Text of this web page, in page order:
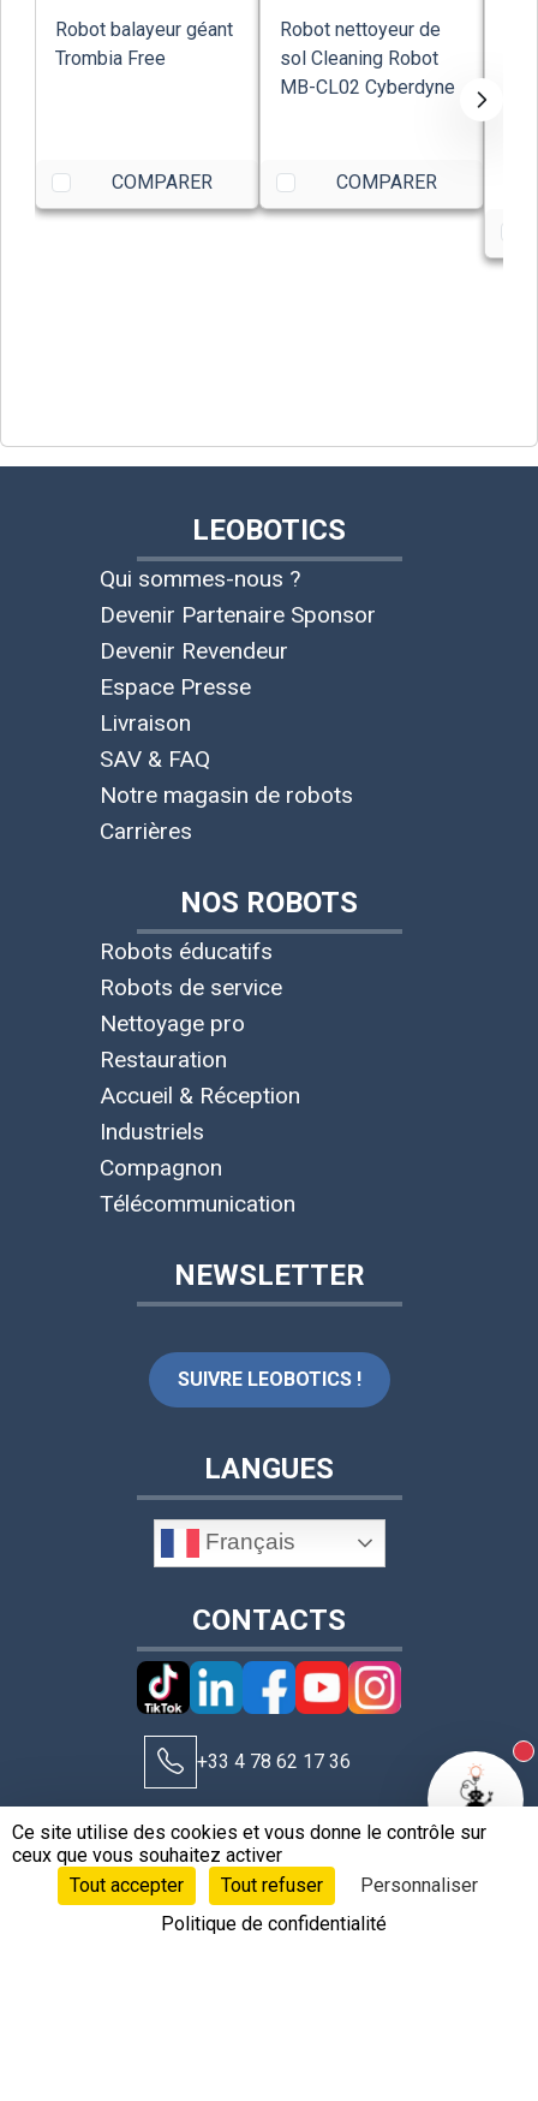
Robot balayeur géant
Trombia Free
COMPARER
Robot nettoyeur de
sol Cleaning Robot
MB-CL02 Cyberdyne
COMPARER
LEOBOTICS
Qui sommes-nous ?
Devenir Partenaire Sponsor
Devenir Revendeur
Espace Presse
Livraison
SAV & FAQ
Notre magasin de robots
Carrières
NOS ROBOTS
Robots éducatifs
Robots de service
Nettoyage pro
Restauration
Accueil & Réception
Industriels
Compagnon
Télécommunication
NEWSLETTER
SUIVRE LEOBOTICS !
LANGUES
Français
CONTACTS
+33 4 78 62 17 36
contact@leobotics.com
Ce site utilise des cookies et vous donne le contrôle sur
ceux que vous souhaitez activer
Tout accepter
Tout refuser
Personnaliser
Politique de confidentialité